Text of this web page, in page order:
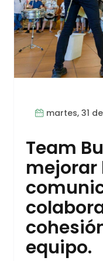
martes, 31
Team
mejorar
equipo.